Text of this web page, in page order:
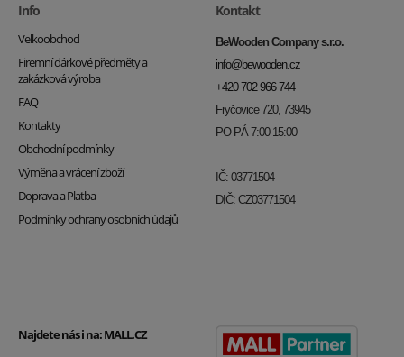
Info
Velkoobchod
Firemní dárkové předměty a
zakázková výroba
FAQ
Kontakty
Obchodní podmínky
Výměna a vrácení zboží
Doprava a Platba
Podmínky ochrany osobních údajů
Kontakt
BeWooden Company s.r.o.
info@bewooden.cz
+420 702 966 744
Fryčovice 720, 73945
PO-PÁ 7:00-15:00
IČ: 03771504
DIČ: CZ03771504
Najdete nás i na:MALL.CZ